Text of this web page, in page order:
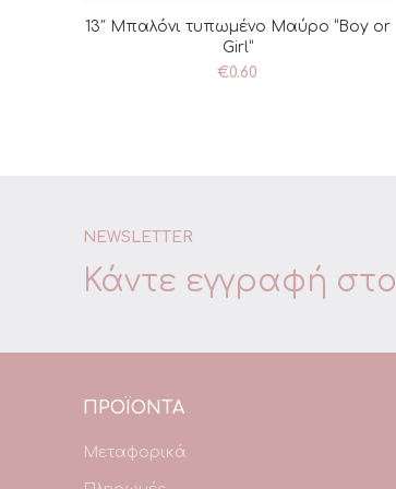
ΠΡΟΣΘΉΚΗ ΣΤΟ ΚΑΛΆΘΙ
13″ Μπαλόνι τυπωμένο Μαύρο “Boy or
Girl”
€0.60
NEWSLETTER
Κάντε εγγραφή στο
ΠΡΟΪΌΝΤΑ
Μεταφορικά